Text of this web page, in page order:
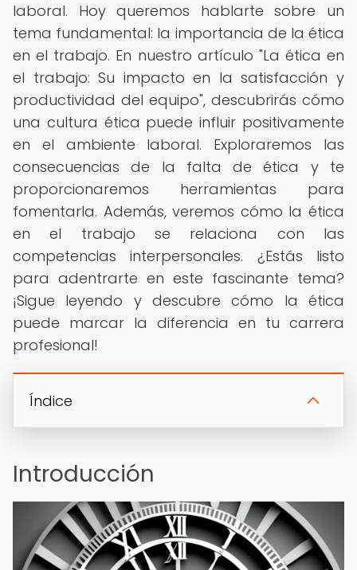
laboral. Hoy queremos hablarte sobre un
tema fundamental: la importancia de la ética
en el trabajo. En nuestro artículo "La ética en
el trabajo: Su impacto en la satisfacción y
productividad del equipo", descubrirás cómo
una cultura ética puede influir positivamente
en el ambiente laboral. Exploraremos las
consecuencias de la falta de ética y te
proporcionaremos herramientas para
fomentarla. Además, veremos cómo la ética
en el trabajo se relaciona con las
competencias interpersonales. ¿Estás listo
para adentrarte en este fascinante tema?
¡Sigue leyendo y descubre cómo la ética
puede marcar la diferencia en tu carrera
profesional!
Índice
Introducción